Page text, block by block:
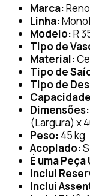
Marca:Reno
Linha:
Modelo:R
Tipo de
Material:
Tipo de
Tipo de
Dimensões:
(Largura) x
Peso: 45 kg
Acoplado:
É uma Peça
Inclui
Inclui